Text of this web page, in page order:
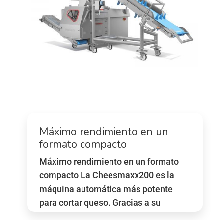
Máximo rendimiento en un
formato compacto
Máximo rendimiento en un formato
compacto La Cheesmaxx200 es la
máquina automática más potente
para cortar queso. Gracias a su